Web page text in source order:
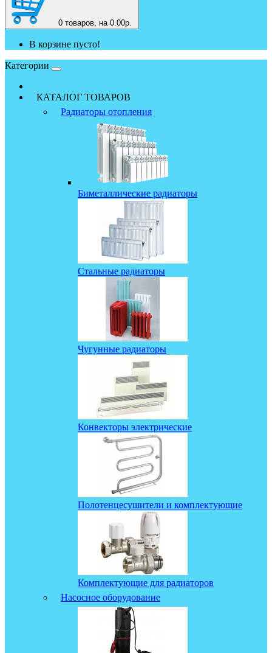
0 товаров, на 0.00р.
В корзине пусто!
Категории
КАТАЛОГ ТОВАРОВ
Радиаторы отопления
Биметаллические радиаторы
Стальные радиаторы
Чугунные радиаторы
Конвекторы электрические
Полотенцесушители и комплектующие
Комплектующие для радиаторов
Насосное оборудование